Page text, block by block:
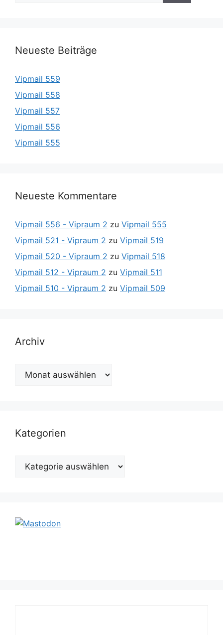
Neueste Beiträge
Vipmail 559
Vipmail 558
Vipmail 557
Vipmail 556
Vipmail 555
Neueste Kommentare
Vipmail 556 - Vipraum 2 zu Vipmail 555
Vipmail 521 - Vipraum 2 zu Vipmail 519
Vipmail 520 - Vipraum 2 zu Vipmail 518
Vipmail 512 - Vipraum 2 zu Vipmail 511
Vipmail 510 - Vipraum 2 zu Vipmail 509
Archiv
Archiv
Kategorien
Kategorien